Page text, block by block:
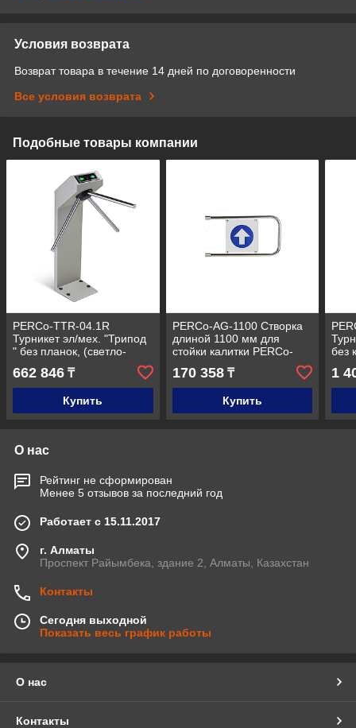
Условия возврата
Возврат товара в течение 14 дней по договоренности
Все условия возврата
Подобные товары компании
PERCo-TTR-04.1R
Турникет эл/мех. "Трипод
" без планок, (светло-
662 846 ₸
Купить
PERCo-AG-1100 Створка
длиной 1100 мм для
стойки калитки PERCo-
170 358₸
Купить
без
1
О нас
Рейтинг не сформирован
Менее 5 отзывов за последний год
Работает с 15.11.2017
г. Алматы
Проспект Райымбека, здание 2, Алматы, Казахстан
Контакты
Сегодня выходной
Показать весь график работы
О нас
Контакты